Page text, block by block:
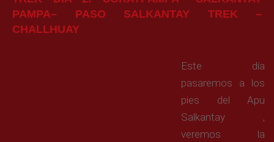
PAMPA– PASO SALKANTAY TREK –
CHALLHUAY
Este día
pasaremos a los
pies del Apu
Salkantay ,
veremos la